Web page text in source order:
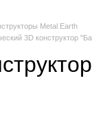
Metal Earth
3D конструктор